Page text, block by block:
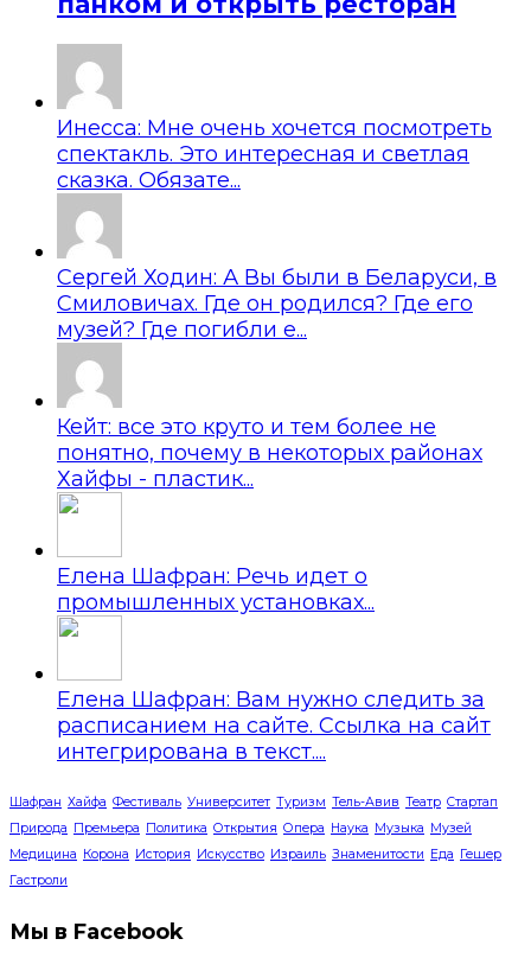
Инесса: Мне очень хочется посмотреть
спектакль. Это интересная и светлая
сказка. Обязате...
Сергей Ходин: А Вы были в Беларуси, в
Смиловичах. Где он родился? Где его
музей? Где погибли е...
Кейт: все это круто и тем более не
понятно, почему в некоторых районах
Хайфы - пластик...
Елена Шафран: Речь идет о
промышленных установках...
Елена Шафран: Вам нужно следить за
расписанием на сайте. Ссылка на сайт
интегрирована в текст....
Шафран Хайфа Фестиваль Университет Туризм Тель-Авив Театр Стартап
Природа Премьера Политика Открытия Опера Наука Музыка Музей
Медицина Корона История Искусство Израиль Знаменитости Еда Гешер
Гастроли
Мы в Facebook